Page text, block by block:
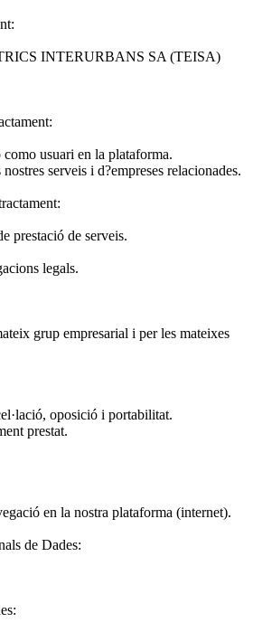
INTERURBANS SA (TEISA)
usuari en la plataforma.
serveis i d?empreses relacionades.
prestació de serveis.
legals.
grup empresarial i per les mateixes
oposició i portabilitat.
prestat.
en la nostra plataforma (internet).
de Dades: